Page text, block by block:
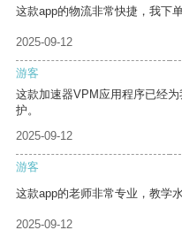
这款app的物流非常快捷，我下
2025-09-12
游客
这款加速器VPM应用程序已经
护。
2025-09-12
游客
这款app的老师非常专业，教学
2025-09-12